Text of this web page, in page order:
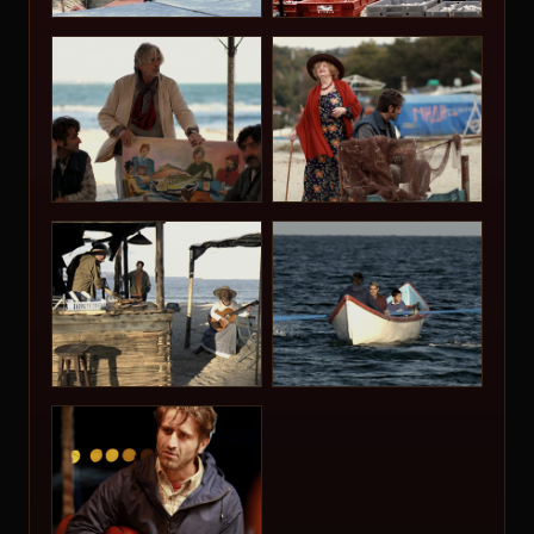
Владимир Пенев
Владимир Пенев е роден на 24.10.1958 г. в София.
От 1982 г. е Маг... [още]
7.
Койна Русева